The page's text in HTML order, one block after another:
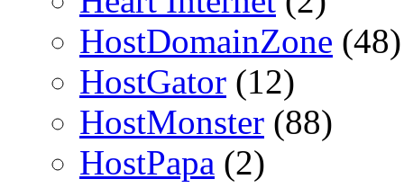
HostDomainZone (48)
HostGator (12)
HostMonster (88)
HostPapa (2)